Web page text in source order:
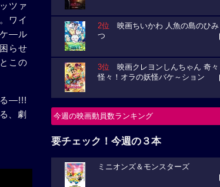
ツァ
ワイ
ケ―ル
らせ
この
る―!!!
、劇
2位 映画ちいかわ 人魚の島のひみ
つ
3位 映画クレヨンしんちゃん 奇々
怪々！オラの妖怪バケ～ション
今週の映画動員数ランキング
要チェック！今週の３本
ミニオンズ＆モンスターズ